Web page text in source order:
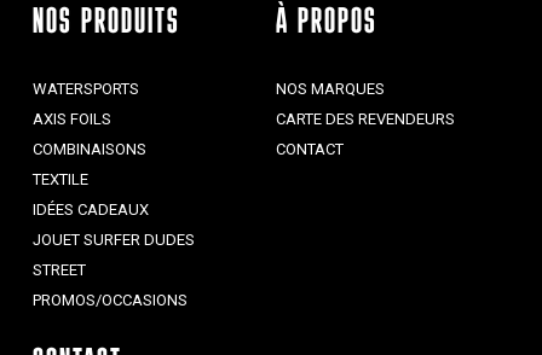
NOS PRODUITS
WATERSPORTS
AXIS FOILS
COMBINAISONS
TEXTILE
IDÉES CADEAUX
JOUET SURFER DUDES
STREET
PROMOS/OCCASIONS
À PROPOS
NOS MARQUES
CARTE DES REVENDEURS
CONTACT